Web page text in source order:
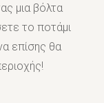
μια βόλτα
το ποτάμι
επίσης θα